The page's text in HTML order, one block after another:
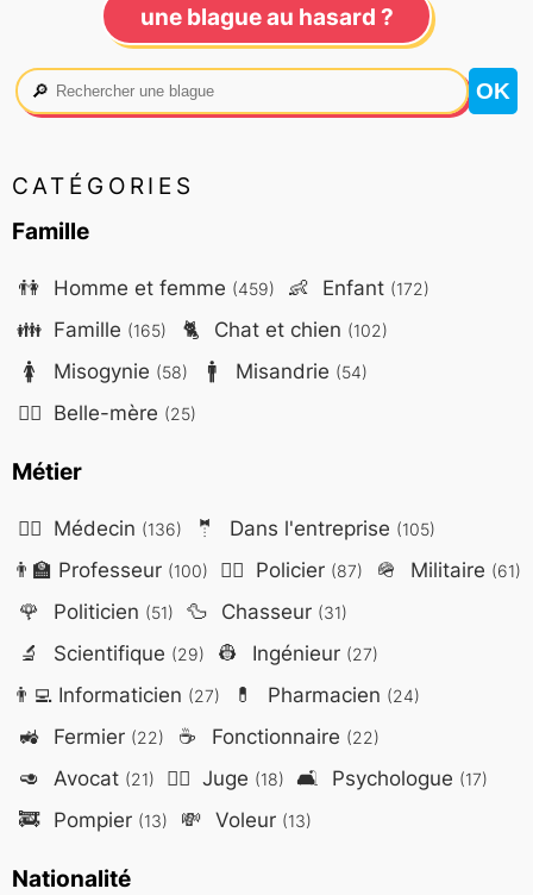
une blague au hasard ?
🔎
CATÉGORIES
Famille
👫 Homme et femme (459) 👶 Enfant (172)
👪 Famille (165) 🐈 Chat et chien (102)
🚺 Misogynie (58) 🚹 Misandrie (54)
🤷‍♀️ Belle-mère (25)
Métier
👨‍⚕️ Médecin (136) 🤵 Dans l'entreprise (105)
👨‍🏫 Professeur (100) 👮‍♂️ Policier (87) 🪖 Militaire (61)
🌹 Politicien (51) 🦆 Chasseur (31)
🔬 Scientifique (29) 👷 Ingénieur (27)
👨‍💻Informaticien (27) 💊 Pharmacien (24)
🚜 Fermier (22) ☕ Fonctionnaire (22)
🥑 Avocat (21) 👨‍⚖️ Juge (18) 🛋️ Psychologue (17)
🚒 Pompier (13) 💸 Voleur (13)
Nationalité